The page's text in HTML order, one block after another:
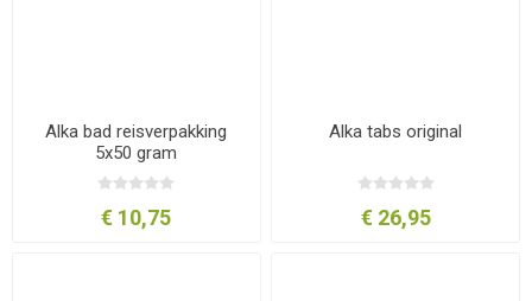
Alka bad reisverpakking
5x50 gram
€ 10,75
Alka tabs original
€ 26,95